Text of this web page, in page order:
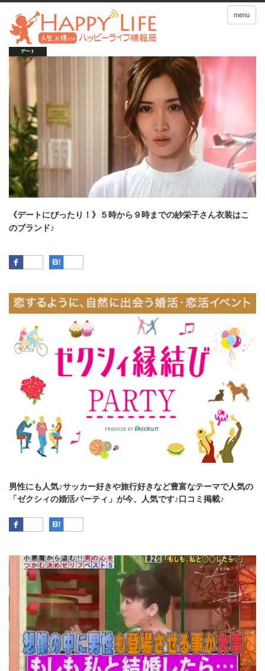
menu
デート
《デートにぴったり！》５時から９時までの紗栄子さん衣装はこ
のブランド♪
Facebook
男性にも人気♪サッカー好きや旅行好きなど豊富なテーマで人気の
「ゼクシィの婚活パーティ」が今、人気です♪口コミ掲載♪
Facebook